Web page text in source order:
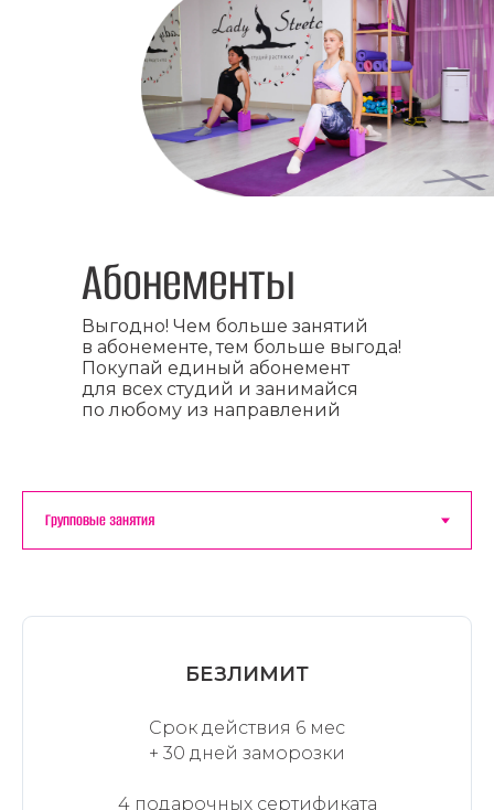
Абонементы
Выгодно! Чем больше занятий
в абонементе, тем больше выгода!
Покупай единый абонемент
для всех студий и занимайся
по любому из направлений
БЕЗЛИМИТ
Срок действия 6 мес
+ 30 дней заморозки
4 подарочных сертификата